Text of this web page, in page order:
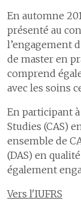
En automne
présenté au
l’engagement
de master en
comprend
avec les soins
En participant
Studies (CAS)
ensemble de
(DAS) en
également
Vers l'IUFRS